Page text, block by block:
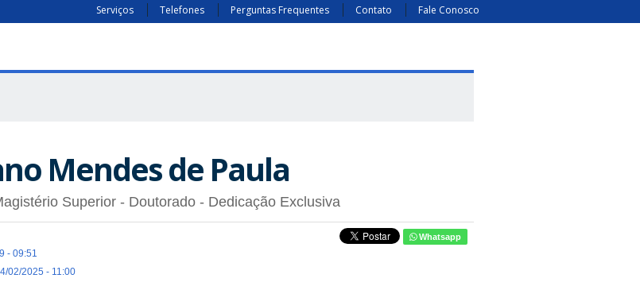
Serviços Telefones Perguntas Frequentes Contato Fale Conosco
Mendes de Paula
Superior - Doutorado - Dedicação Exclusiva
- 09:51
02/2025 - 11:00
Whatsapp